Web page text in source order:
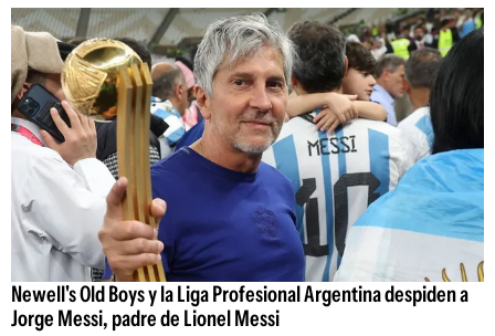
Newell's Old Boys y la Liga Profesional Argentina despiden a
Jorge Messi, padre de Lionel Messi